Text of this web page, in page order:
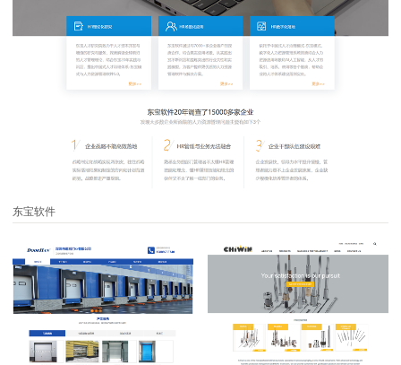
东宝软件